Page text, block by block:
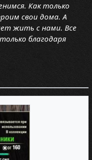
Как только
свои дома. А
жить с нами. Все
благодаря